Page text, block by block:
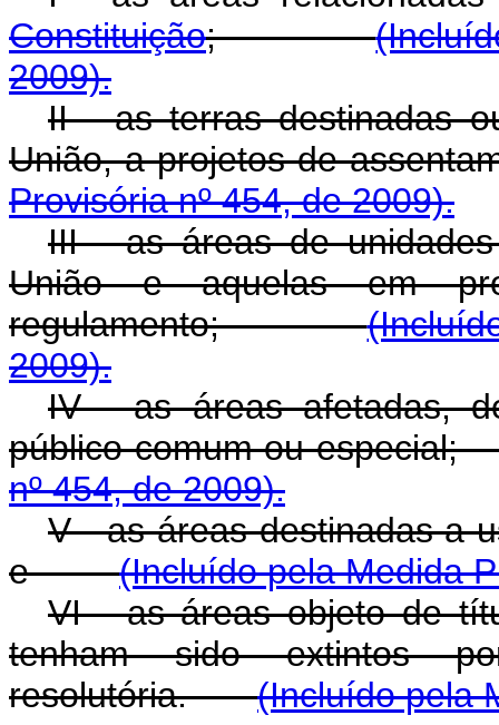
Constituição;
2009).
II - as terras destinadas
União, a projetos de
Provisória nº 454, de 2009).
III - as áreas de
União e aquelas em
regulamento;
2009).
IV - as áreas afetadas,
público comum ou
nº 454, de 2009).
V - as áreas destinadas a
e(Incluído pela Medida
VI - as áreas objeto de
tenham sido extintos
resolutória.(Incluído pela